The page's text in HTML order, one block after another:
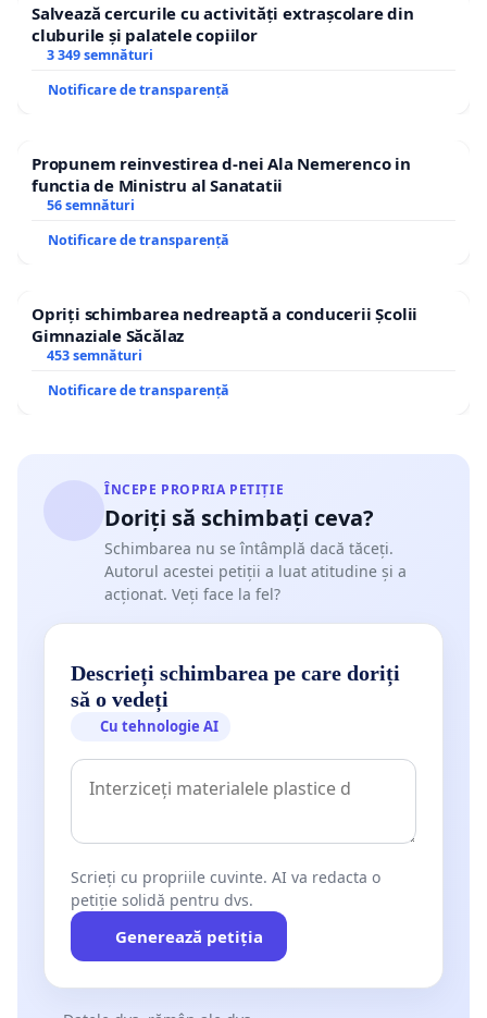
Salvează cercurile cu activități extrașcolare din
cluburile și palatele copiilor
3 349 semnături
Notificare de transparență
Propunem reinvestirea d-nei Ala Nemerenco in
functia de Ministru al Sanatatii
56 semnături
Notificare de transparență
Opriți schimbarea nedreaptă a conducerii Școlii
Gimnaziale Săcălaz
453 semnături
Notificare de transparență
ÎNCEPE PROPRIA PETIȚIE
Doriți să schimbați ceva?
Schimbarea nu se întâmplă dacă tăceți.
Autorul acestei petiții a luat atitudine și a
acționat. Veți face la fel?
Descrieți schimbarea pe care doriți
să o vedeți
Cu tehnologie AI
Scrieți cu propriile cuvinte. AI va redacta o
petiție solidă pentru dvs.
Generează petiția